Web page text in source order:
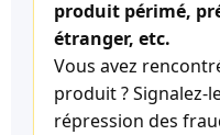
produit périmé,
étranger, etc.
Vous avez
produit ? Signalez-
répression des